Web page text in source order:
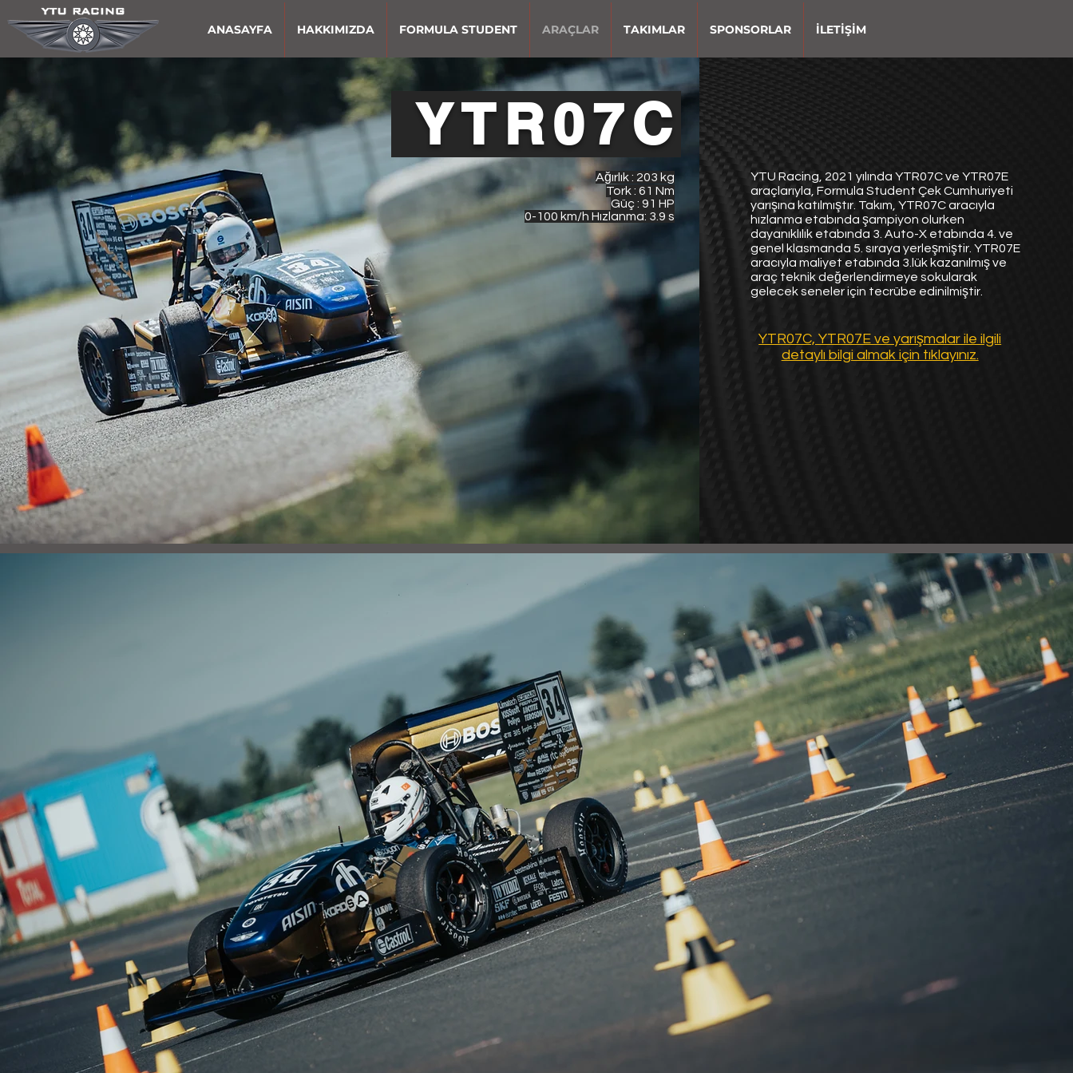
ANASAYFA HAKKIMIZDA FORMULA STUDENT ARAÇLAR TAKIMLAR SPONSORLAR İLETİŞİM
YTR07C
Ağırlık : 203 kg
Tork : 61 Nm
Güç : 91 HP
0-100 km/h Hızlanma: 3.9 s
YTU Racing, 2021 yılında YTR07C ve YTR07E
araçlarıyla, Formula Student Çek Cumhuriyeti
yarışına katılmıştır. Takım, YTR07C aracıyla
hızlanma etabında şampiyon olurken
dayanıklılık etabında 3. Auto-X etabında 4. ve
genel klasmanda 5. sıraya yerleşmiştir. YTR07E
aracıyla maliyet etabında 3.lük kazanılmış ve
araç teknik değerlendirmeye sokularak
gelecek seneler için tecrübe edinilmiştir.
YTR07C, YTR07E ve yarışmalar ile ilgili
detaylı bilgi almak için tıklayınız.